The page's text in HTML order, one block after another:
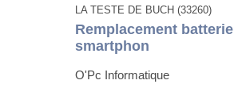
LA TESTE DE BUCH (33260)
Remplacement batterie
smartphon
O'Pc Informatique